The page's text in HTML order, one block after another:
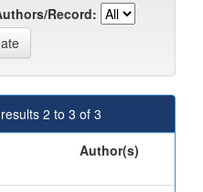
Record:
2 to 3 of 3
Author(s)